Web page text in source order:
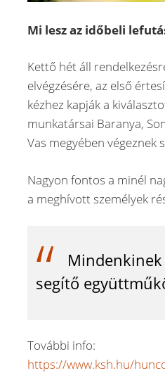
Mi lesz az időbeli
Kettő hét áll
elvégzésére, az első
kézhez kapják a
munkatársai Baranya,
Vas megyében végeznek
Nagyon fontos a minél
a meghívott személyek
segítő
További info:
https://www.ksh.hu/